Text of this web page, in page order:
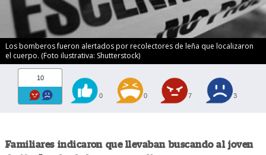
Los bomberos fueron alertados por recolectores de leña que localizaron
el cuerpo. (Foto ilustrativa: Shutterstock)
10
0 0 7 3
Familiares indicaron que llevaban buscando al joven